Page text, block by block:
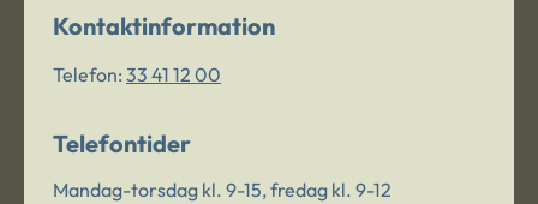
Kontaktinformation
Telefon: 33 41 12 00
Telefontider
Mandag-torsdag kl. 9-15, fredag kl. 9-12